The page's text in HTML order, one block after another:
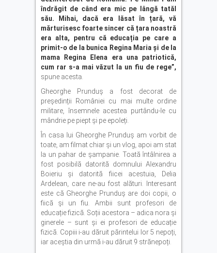
îndrăgit de când era mic pe lângă tatăl
său. Mihai, dacă era lăsat în țară, vă
mărturisesc foarte sincer că țara noastră
era alta, pentru că educația pe care a
primit-o de la bunica Regina Maria și de la
mama Regina Elena era una patriotică,
cum rar s-a mai văzut la un fiu de rege”,
spune acesta.
Gheorghe Prunduș a fost decorat de
președinții României cu mai multe ordine
militare, însemnele acestea purtându-le cu
mândrie pe piept și pe epoleți.
În casa lui Gheorghe Prunduș am vorbit de
toate, am filmat chiar și un vlog, apoi am stat
la un pahar de șampanie. Toată întâlnirea a
fost posibilă datorită domnului Alexandru
Boieriu și datorită fiicei acestuia, Delia
Ardelean, care ne-au fost alături. Interesant
este că Gheorghe Prunduș are doi copii, o
fiică și un fiu. Ambii sunt profesori de
educație fizică. Soții acestora – adica nora și
ginerele – sunt și ei profesori de educație
fizică. Copiii i-au dăruit părintelui lor 5 nepoți,
iar aceștia din urmă i-au dăruit 9 strănepoți.